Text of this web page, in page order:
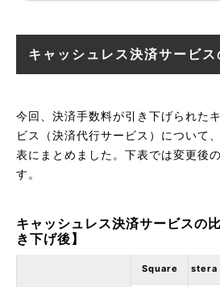
キャッシュレス決済サービ
今回、決済手数料が引き下げられた
ビス（決済代行サービス）について
表にまとめました。下表では変更後
す。
キャッシュレス決済サービスの
き下げ後】
Square stera